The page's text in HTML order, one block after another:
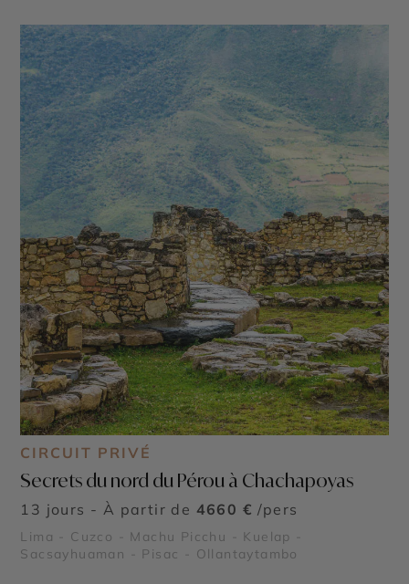
CIRCUIT PRIVÉ
Secrets du nord du Pérou à Chachapoyas
13 jours - À partir de 4660 € /pers
Lima - Cuzco - Machu Picchu - Kuelap -
Sacsayhuaman - Pisac - Ollantaytambo